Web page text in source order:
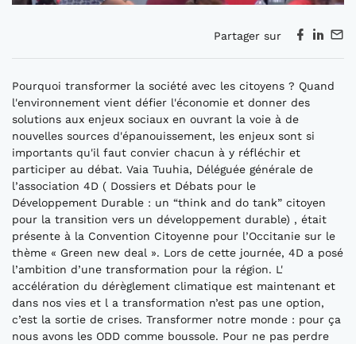
Partager sur
Pourquoi transformer la société avec les citoyens ? Quand
l'environnement vient défier l'économie et donner des
solutions aux enjeux sociaux en ouvrant la voie à de
nouvelles sources d'épanouissement, les enjeux sont si
importants qu'il faut convier chacun à y réfléchir et
participer au débat. Vaia Tuuhia, Déléguée générale de
l’association 4D ( Dossiers et Débats pour le
Développement Durable : un “think and do tank” citoyen
pour la transition vers un développement durable) , était
présente à la Convention Citoyenne pour l’Occitanie sur le
thème « Green new deal ». Lors de cette journée, 4D a posé
l’ambition d’une transformation pour la région. L'
accélération du dérèglement climatique est maintenant et
dans nos vies et l a transformation n’est pas une option,
c’est la sortie de crises. Transformer notre monde : pour ça
nous avons les ODD comme boussole. Pour ne pas perdre